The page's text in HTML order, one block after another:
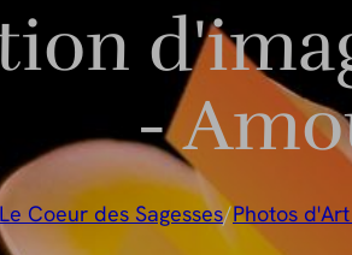
-
Coeur des Sagesses/Photos